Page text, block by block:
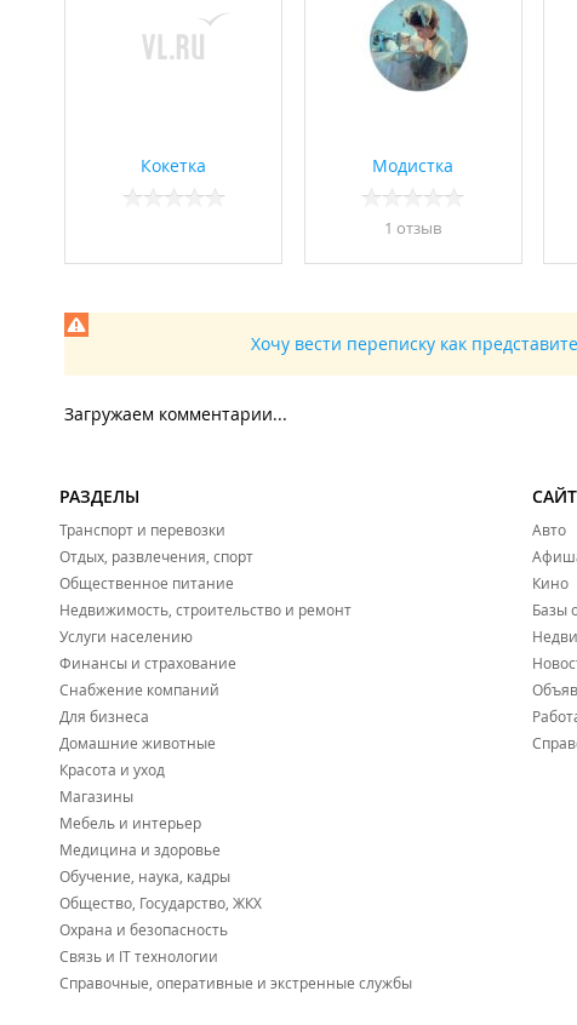
Кокетка Модистка
1 отзыв
Хочу вести переписку как
Загружаем комментарии...
РАЗДЕЛЫ
Транспорт и перевозки
Отдых, развлечения, спорт
Общественное питание
Недвижимость, строительство и ремонт
Услуги населению
Финансы и страхование
Снабжение компаний
Для бизнеса
Домашние животные
Красота и уход
Магазины
Мебель и интерьер
Медицина и здоровье
Обучение, наука, кадры
Общество, Государство, ЖКХ
Охрана и безопасность
Связь и IT технологии
Справочные, оперативные и экстренные службы
Авто
Кино
Базы